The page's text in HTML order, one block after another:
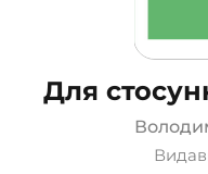
Для